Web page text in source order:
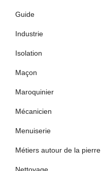
Guide
Industrie
Isolation
Maçon
Maroquinier
Mécanicien
Menuiserie
Métiers autour de la pierre